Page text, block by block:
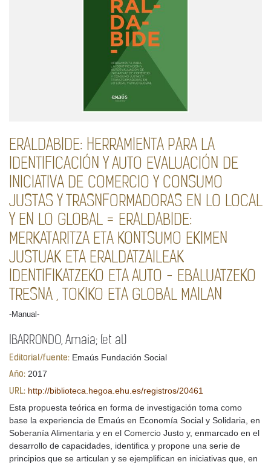
ERALDABIDE: HERRAMIENTA PARA LA
IDENTIFICACIÓN Y AUTO EVALUACIÓN DE
INICIATIVA DE COMERCIO Y CONSUMO
JUSTAS Y TRASNFORMADORAS EN LO LOCAL
Y EN LO GLOBAL = ERALDABIDE:
MERKATARITZA ETA KONTSUMO EKIMEN
JUSTUAK ETA ERALDATZAILEAK
IDENTIFIKATZEKO ETA AUTO - EBALUATZEKO
TRESNA , TOKIKO ETA GLOBAL MAILAN
-Manual-
IBARRONDO, Amaia; (et al)
Editorial/fuente: Emaús Fundación Social
Año: 2017
URL: http://biblioteca.hegoa.ehu.es/registros/20461
Esta propuesta teórica en forma de investigación toma como
base la experiencia de Emaús en Economía Social y Solidaria, en
Soberanía Alimentaria y en el Comercio Justo y, enmarcado en el
desarrollo de capacidades, identifica y propone una serie de
principios que se articulan y se ejemplifican en iniciativas que, en